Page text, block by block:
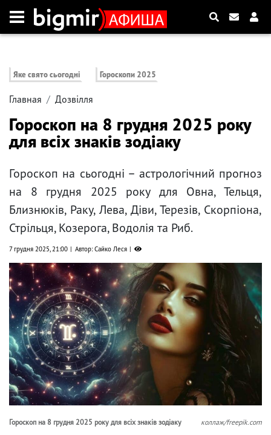
Яке свято сьогодні Гороскопи 2025
Главная Дозвілля
Гороскоп на 8 грудня 2025 року
для всіх знаків зодіаку
Гороскоп на сьогодні – астрологічний прогноз
на 8 грудня 2025 року для Овна, Тельця,
Близнюків, Раку, Лева, Діви, Терезів, Скорпіона,
Стрільця, Козерога, Водолія та Риб.
7 грудня 2025, 21:00 Автор: Сайко Леся
Гороскоп на 8 грудня 2025 року для всіх знаків зодіаку коллаж/freepik.com